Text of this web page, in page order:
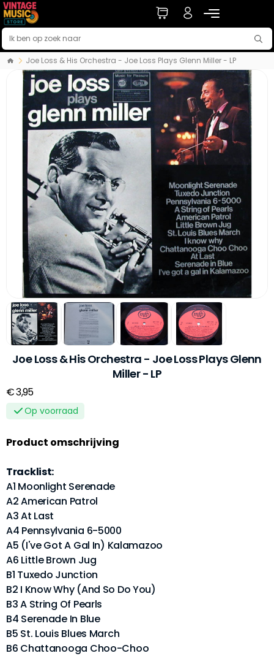
Joe Loss & His Orchestra - Joe Loss Plays Glenn Miller - LP
Joe Loss & His Orchestra - Joe Loss Plays Glenn
Miller - LP
€ 3,95
Op voorraad
Product omschrijving
Tracklist:
A1 Moonlight Serenade
A2 American Patrol
A3 At Last
A4 Pennsylvania 6-5000
A5 (I've Got A Gal In) Kalamazoo
A6 Little Brown Jug
B1 Tuxedo Junction
B2 I Know Why (And So Do You)
B3 A String Of Pearls
B4 Serenade In Blue
B5 St. Louis Blues March
B6 Chattanooga Choo-Choo